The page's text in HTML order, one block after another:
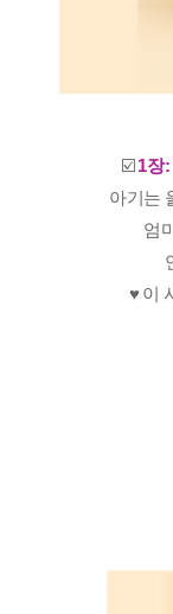
☑️1장:
아기는
엄
♥️ 이